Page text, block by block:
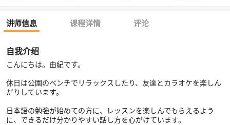
讲师信息 课程详情 评论
自我介绍
こんにちは。由紀です。
休日は公園のベンチでリラックスしたり、友達とカラオケを楽しん
だりしています。
日本語の勉強が始めての方に、レッスンを楽しんでもらえるよう
に、できるだけ分かりやすい話し方を心がけています。